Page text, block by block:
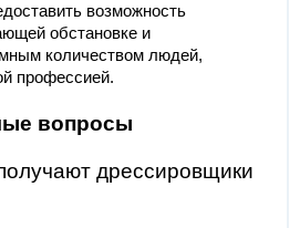
возможность
обстановке и
количеством людей,
профессией.
вопросы
дрессировщики